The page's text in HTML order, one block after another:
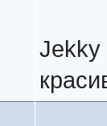
Jekky